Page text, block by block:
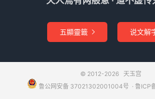
五顯靈籤  说文解
© 2012-2026 天玉宫
鲁公网安备 37021302001004号 ​​​ · 鲁ICP